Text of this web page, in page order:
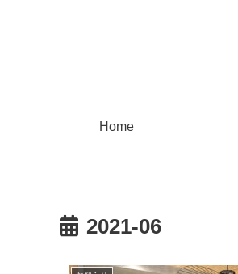
Home
2021-06